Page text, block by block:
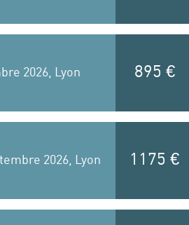
2026, Lyon 895 €
2026, Lyon 1175 €